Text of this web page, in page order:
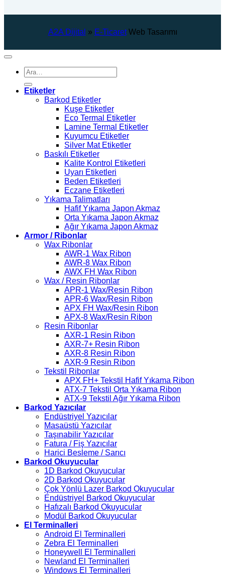
A2A Dijital » E-TicaretWeb Tasarımı
Ara:
Etiketler
Barkod Etiketler
Kuşe Etiketler
Eco Termal Etiketler
Lamine Termal Etiketler
Kuyumcu Etiketler
Silver Mat Etiketler
Baskılı Etiketler
Kalite Kontrol Etiketleri
Uyarı Etiketleri
Beden Etiketleri
Eczane Etiketleri
Yıkama Talimatları
Hafif Yıkama Japon Akmaz
Orta Yıkama Japon Akmaz
Ağır Yıkama Japon Akmaz
Armor / Ribonlar
Wax Ribonlar
AWR-1 Wax Ribon
AWR-8 Wax Ribon
AWX FH Wax Ribon
Wax / Resin Ribonlar
APR-1 Wax/Resin Ribon
APR-6 Wax/Resin Ribon
APX FH Wax/Resin Ribon
APX-8 Wax/Resin Ribon
Resin Ribonlar
AXR-1 Resin Ribon
AXR-7+ Resin Ribon
AXR-8 Resin Ribon
AXR-9 Resin Ribon
Tekstil Ribonlar
APX FH+ Tekstil Hafif Yıkama Ribon
ATX-7 Tekstil Orta Yıkama Ribon
ATX-9 Tekstil Ağır Yıkama Ribon
Barkod Yazıcılar
Endüstriyel Yazıcılar
Masaüstü Yazıcılar
Taşınabilir Yazıcılar
Fatura / Fiş Yazıcılar
Harici Besleme / Sarıcı
Barkod Okuyucular
1D Barkod Okuyucular
2D Barkod Okuyucular
Çok Yönlü Lazer Barkod Okuyucular
Endüstriyel Barkod Okuyucular
Hafızalı Barkod Okuyucular
Modül Barkod Okuyucular
El Terminalleri
Android El Terminalleri
Zebra El Terminalleri
Honeywell El Terminalleri
Newland El Terminalleri
Windows El Terminalleri